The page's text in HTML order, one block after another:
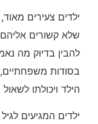
ילדים צעירים
שלא קשורים
להבין בדיוק מה
בסודות
הילד ויכולתו
ילדים המגיעים